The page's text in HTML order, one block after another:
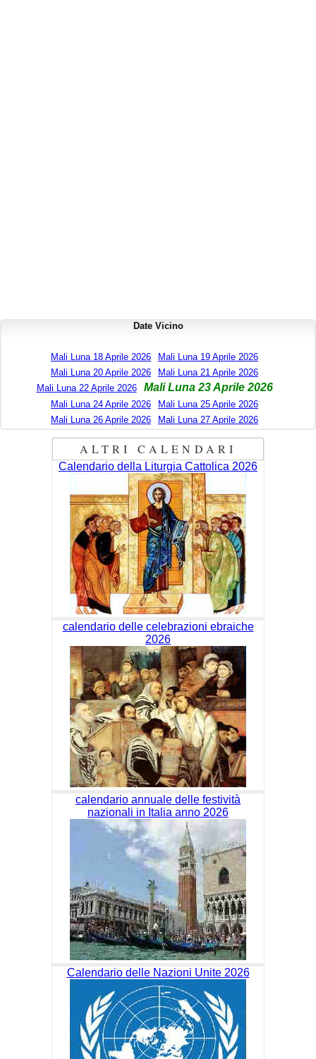
Date Vicino
Mali Luna 18 Aprile 2026
Mali Luna 19 Aprile 2026
Mali Luna 20 Aprile 2026
Mali Luna 21 Aprile 2026
Mali Luna 22 Aprile 2026
Mali Luna 23 Aprile 2026
Mali Luna 24 Aprile 2026
Mali Luna 25 Aprile 2026
Mali Luna 26 Aprile 2026
Mali Luna 27 Aprile 2026
ALTRI CALENDARI
Calendario della Liturgia Cattolica 2026
calendario delle celebrazioni ebraiche
2026
calendario annuale delle festività
nazionali in Italia anno 2026
Calendario delle Nazioni Unite 2026